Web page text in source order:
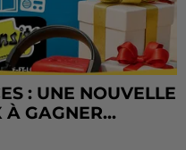
: UNE NOUVELLE
GAGNER...